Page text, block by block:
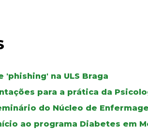
na ULS Braga
para a prática da
do Núcleo de
ao programa Diabetes em